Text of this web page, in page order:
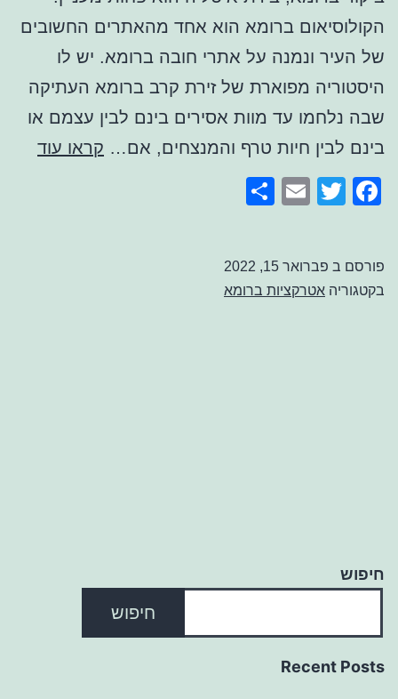
הקולוסיאום ברומא הוא אחד מהאתרים החשובים
של העיר ונמנה על אתרי חובה ברומא. יש לו
היסטוריה מפוארת של זירת קרב ברומא העתיקה
שבה נלחמו עד מוות אסירים בינם לבין עצמם או
בינם לבין חיות טרף והמנצחים, אם… קראו עוד
Facebook
Twitter
Email
פורסם ב פברואר 15, 2022
בקטגוריה אטרקציות ברומא
חיפוש
חיפוש
Recent Posts